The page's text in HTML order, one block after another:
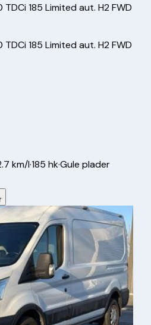
TDCi 185 Limited aut. H2 FWD
TDCi 185 Limited aut. H2 FWD
km/l·185 hk·Gule plader